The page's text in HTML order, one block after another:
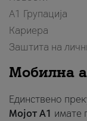
А1 Групација
Кариера
Заштита на
Мобилна
Единствено
Мојот A1 имате